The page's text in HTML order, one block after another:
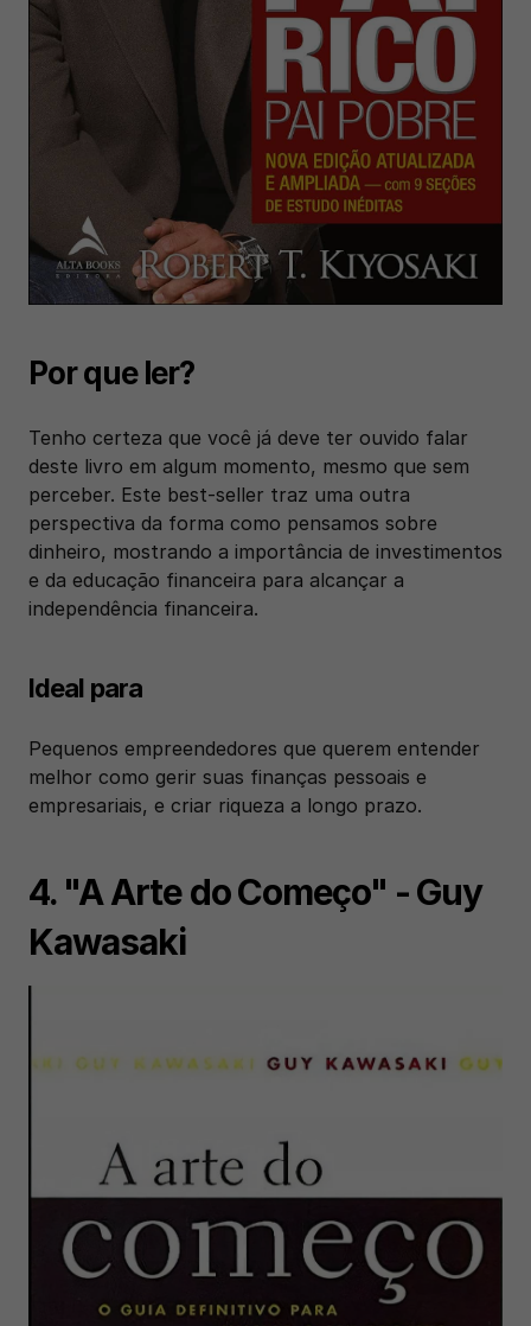
Por que ler?
Tenho certeza que você já deve ter ouvido falar
deste livro em algum momento, mesmo que sem
perceber. Este best-seller traz uma outra
perspectiva da forma como pensamos sobre
dinheiro, mostrando a importância de investimentos
e da educação financeira para alcançar a
independência financeira.
Ideal para
Pequenos empreendedores que querem entender
melhor como gerir suas finanças pessoais e
empresariais, e criar riqueza a longo prazo.
4. "A Arte do Começo" - Guy
Kawasaki